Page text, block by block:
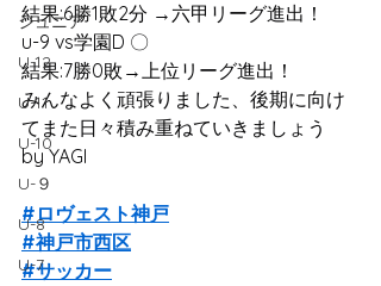
ジュニア
U-12
U-11
U-10
U-９
U-8
U-7
結果:6勝1敗2分 →六甲リーグ進出！
u-9 vs学園D 〇
結果:7勝0敗→上位リーグ進出！
みんなよく頑張りました、後期に向け
てまた日々積み重ねていきましょう
by YAGI
#ロヴェスト神戸
#神戸市西区
#サッカー